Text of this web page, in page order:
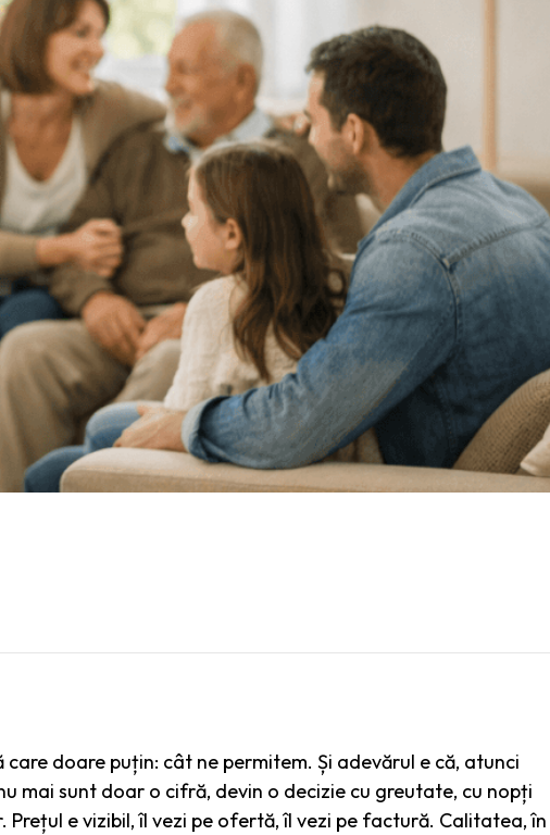
doare puțin: cât ne permitem. Și adevărul e că, atunci
mai sunt doar o cifră, devin o decizie cu greutate, cu nopți
Prețul e vizibil, îl vezi pe ofertă, îl vezi pe factură. Calitatea, în